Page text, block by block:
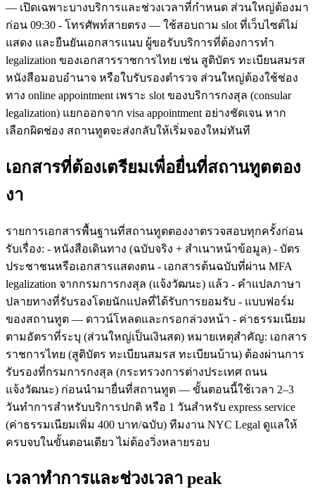
— เปิดเฉพาะบางบริการและช่วงเวลาที่กำหนด ส่วนใหญ่ต้องมา
ก่อน 09:30 - โทรศัพท์สายตรง — ใช้สอบถาม slot ที่เว็บไซต์ไม่
แสดง และยืนยันเอกสารแนบ ผู้ขอรับบริการที่ต้องการทำ
legalization ของเอกสารราชการไทย เช่น สูติบัตร ทะเบียนสมรส
หนังสือมอบอำนาจ หรือใบรับรองตำรวจ ส่วนใหญ่ต้องใช้ช่อง
ทาง online appointment เพราะ slot ของบริการกงสุล (consular
legalization) แยกออกจาก visa appointment อย่างชัดเจน หาก
เลือกผิดช่อง สถานทูตจะส่งกลับให้เริ่มจองใหม่ทันที
เอกสารที่ต้องเตรียมเพื่อยื่นที่สถานทูตตอง
งา
รายการเอกสารพื้นฐานที่สถานทูตตองงาตรวจสอบทุกครั้งก่อน
รับเรื่อง: - หนังสือเดินทาง (ฉบับจริง + สำเนาหน้าข้อมูล) - บัตร
ประชาชนหรือเอกสารแสดงตน - เอกสารต้นฉบับที่ผ่าน MFA
legalization จากกรมการกงสุล (แจ้งวัฒนะ) แล้ว - คำแปลภาษา
ปลายทางที่รับรองโดยนักแปลที่ได้รับการยอมรับ - แบบฟอร์ม
ของสถานทูต — ดาวน์โหลดและกรอกล่วงหน้า - ค่าธรรมเนียม
ตามอัตราที่ระบุ (ส่วนใหญ่เป็นเงินสด) หมายเหตุสำคัญ: เอกสาร
ราชการไทย (สูติบัตร ทะเบียนสมรส ทะเบียนบ้าน) ต้องผ่านการ
รับรองที่กรมการกงสุล (กระทรวงการต่างประเทศ ถนน
แจ้งวัฒนะ) ก่อนนำมายื่นที่สถานทูต — ขั้นตอนนี้ใช้เวลา 2–3
วันทำการสำหรับบริการปกติ หรือ 1 วันสำหรับ express service
(ค่าธรรมเนียมเพิ่ม 400 บาท/ฉบับ) ทีมงาน NYC Legal ดูแลให้
ครบจบในขั้นตอนเดียว ไม่ต้องวิ่งหลายรอบ
เวลาทำการและช่วงเวลา peak